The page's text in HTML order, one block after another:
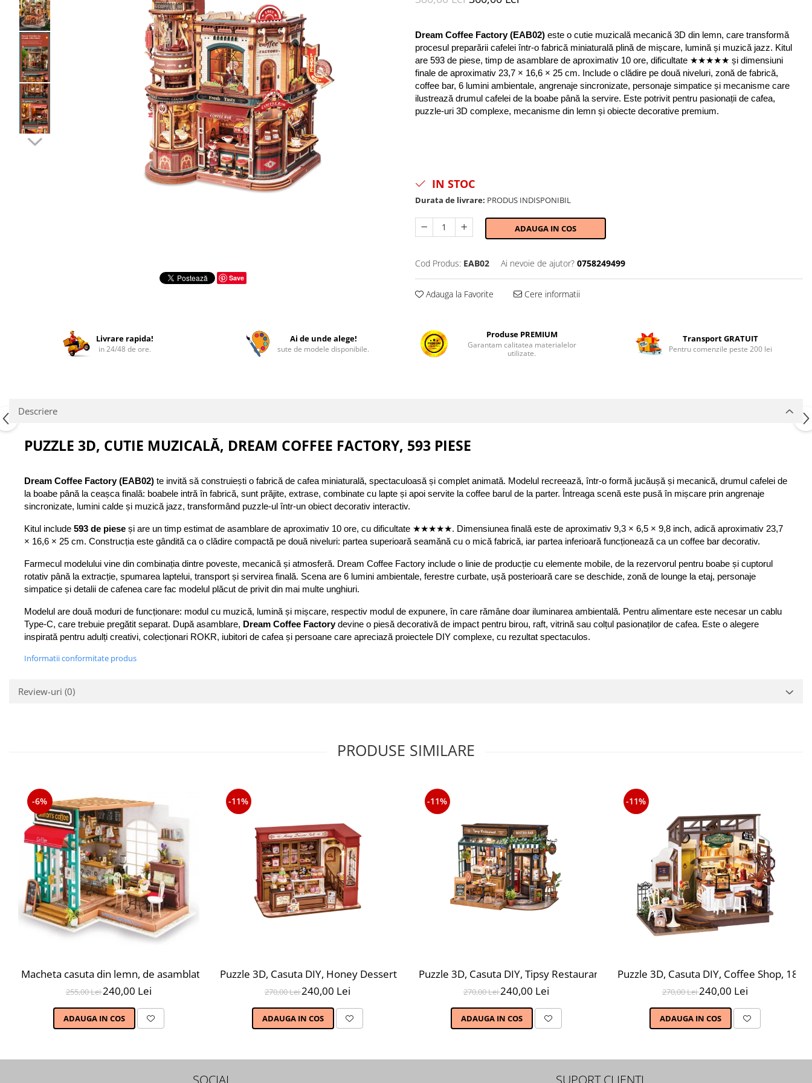
pe
Facebook
Save
Dream Coffee Factory (EAB02) este o cutie muzicală mecanică 3D din lemn, care transformă
procesul preparării cafelei într-o fabrică miniaturală plină de mișcare, lumină și muzică jazz. Kitul
are 593 de piese, timp de asamblare de aproximativ 10 ore, dificultate ★★★★★ și dimensiuni
finale de aproximativ 23,7 × 16,6 × 25 cm. Include o clădire pe două niveluri, zonă de fabrică,
coffee bar, 6 lumini ambientale, angrenaje sincronizate, personaje simpatice și mecanisme care
ilustrează drumul cafelei de la boabe până la servire. Este potrivit pentru pasionații de cafea,
puzzle-uri 3D complexe, mecanisme din lemn și obiecte decorative premium.
IN STOC
Durata de livrare: PRODUS INDISPONIBIL
ADAUGA IN COS
Cod Produs: EAB02 Ai nevoie de ajutor? 0758249499
Adauga la Favorite Cere informatii
Livrare rapida!
in 24/48 de ore.
Ai de unde alege!
sute de modele disponibile.
Produse PREMIUM
Garantam calitatea materialelor
utilizate.
Transport GRATUIT
Pentru comenzile peste 200 lei
Descriere
PUZZLE 3D, CUTIE MUZICALĂ, DREAM COFFEE FACTORY, 593 PIESE
Dream Coffee Factory (EAB02) te invită să construiești o fabrică de cafea miniaturală, spectaculoasă și complet animată. Modelul recreează, într-o formă jucăușă și mecanică, drumul cafelei de
la boabe până la ceașca finală: boabele intră în fabrică, sunt prăjite, extrase, combinate cu lapte și apoi servite la coffee barul de la parter. Întreaga scenă este pusă în mișcare prin angrenaje
sincronizate, lumini calde și muzică jazz, transformând puzzle-ul într-un obiect decorativ interactiv.
Kitul include 593 de piese și are un timp estimat de asamblare de aproximativ 10 ore, cu dificultate ★★★★★. Dimensiunea finală este de aproximativ 9,3 × 6,5 × 9,8 inch, adică aproximativ 23,7
× 16,6 × 25 cm. Construcția este gândită ca o clădire compactă pe două niveluri: partea superioară seamănă cu o mică fabrică, iar partea inferioară funcționează ca un coffee bar decorativ.
Farmecul modelului vine din combinația dintre poveste, mecanică și atmosferă. Dream Coffee Factory include o linie de producție cu elemente mobile, de la rezervorul pentru boabe și cuptorul
rotativ până la extracție, spumarea laptelui, transport și servirea finală. Scena are 6 lumini ambientale, ferestre curbate, ușă posterioară care se deschide, zonă de lounge la etaj, personaje
simpatice și detalii de cafenea care fac modelul plăcut de privit din mai multe unghiuri.
Modelul are două moduri de funcționare: modul cu muzică, lumină și mișcare, respectiv modul de expunere, în care rămâne doar iluminarea ambientală. Pentru alimentare este necesar un cablu
Type-C, care trebuie pregătit separat. După asamblare, Dream Coffee Factory devine o piesă decorativă de impact pentru birou, raft, vitrină sau colțul pasionaților de cafea. Este o alegere
inspirată pentru adulți creativi, colecționari ROKR, iubitori de cafea și persoane care apreciază proiectele DIY complexe, cu rezultat spectaculos.
Informatii conformitate produs
Review-uri (0)
PRODUSE SIMILARE
-6%
Macheta casuta din lemn, de asamblat DIY, Cafeneaua lui Simon, 203 piese, DG109
255,00 Lei240,00 Lei
ADAUGA IN COS
-11%
Puzzle 3D, Casuta DIY, Honey Dessert Talk, 242 piese
270,00 Lei240,00 Lei
ADAUGA IN COS
-11%
Puzzle 3D, Casuta DIY, Tipsy Restaurant, 296 piese
270,00 Lei240,00 Lei
ADAUGA IN COS
-11%
Puzzle 3D, Casuta DIY, Coffee Shop, 183
270,00 Lei240,00 Lei
ADAUGA IN COS
SOCIAL SUPORT CLIENTI